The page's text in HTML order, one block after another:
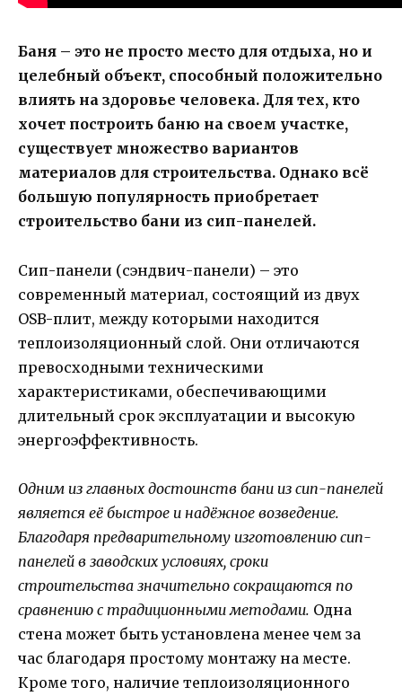
Баня – это не просто место для отдыха, но и
целебный объект, способный положительно
влиять на здоровье человека. Для тех, кто
хочет построить баню на своем участке,
существует множество вариантов
материалов для строительства. Однако всё
большую популярность приобретает
строительство бани из сип-панелей.
Сип-панели (сэндвич-панели) – это
современный материал, состоящий из двух
OSB-плит, между которыми находится
теплоизоляционный слой. Они отличаются
превосходными техническими
характеристиками, обеспечивающими
длительный срок эксплуатации и высокую
энергоэффективность.
Одним из главных достоинств бани из сип-панелей
является её быстрое и надёжное возведение.
Благодаря предварительному изготовлению сип-
панелей в заводских условиях, сроки
строительства значительно сокращаются по
сравнению с традиционными методами. Одна
стена может быть установлена менее чем за
час благодаря простому монтажу на месте.
Кроме того, наличие теплоизоляционного